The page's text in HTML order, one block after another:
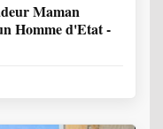
Maman
Homme d'Etat -